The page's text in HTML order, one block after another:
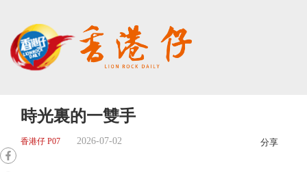
時光裏的一雙手
香港仔 P07 2026-07-02 分享